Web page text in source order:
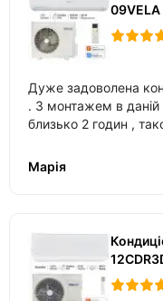
09VELA
Дуже задоволена
. З монтажем в даній фірмі , встановлення зайняло
близько 2 годин , також допомогли налаштувати
Марія